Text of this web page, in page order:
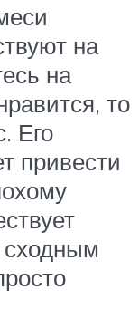
на
на
то
Его
привести